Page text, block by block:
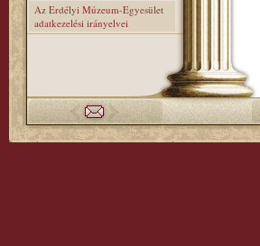
Az Erdélyi Múzeum-Egyesület
adatkezelési irányelvei